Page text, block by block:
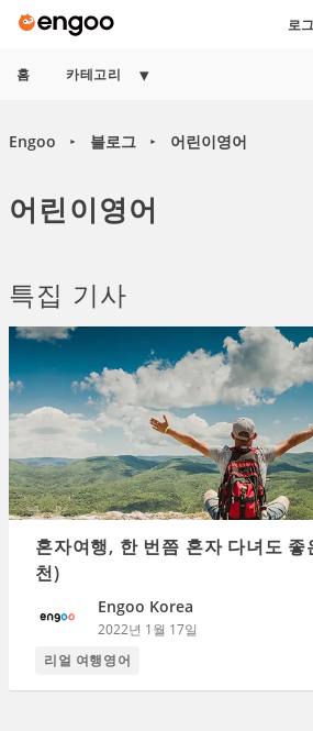
로
홈 카테고리
Engoo ► 블로그 ► 어린이영어
어린이영어
특집 기사
혼자여행, 한 번쯤 혼자 다녀도
천)
Engoo Korea
2022년 1월 17일
리얼 여행영어